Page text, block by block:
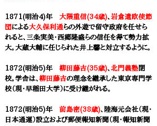
1871(明治4)年 大隈重信(34歳)、 岩倉遣欧使節
団による大久保利通らの外遊で留守政府を任せら
れると、三条実美・西郷隆盛らの信任を得て勢力拡
大。大蔵大輔に任じられた井上馨と対立するように。
1872(明治5)年 柳田藤吉(35歳)、 北門義塾閉
校。学舎は、 柳田藤吉の理念を継承した東京専門学
校（現・早稲田大学）に受け継がれる。
1872(明治5)年 前島密(38歳)、陸海元会社（現・
日本通運）設立および郵便報知新聞（現・報知新聞